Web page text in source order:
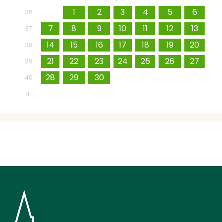
36 1 2 3 4 5 6
37 7 8 9 10 11 12 13
38 14 15 16 17 18 19 20
39 21 22 23 24 25 26 27
40 28 29 30
41